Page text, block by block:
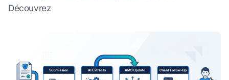
Découvrez